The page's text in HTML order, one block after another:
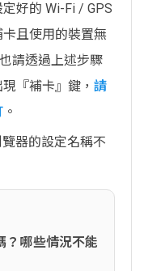
好的 Wi-Fi / GPS
且使用的裝置無
請透過上述步驟
『補卡』鍵， 請
。
器的設定名稱不
？哪些情況不能